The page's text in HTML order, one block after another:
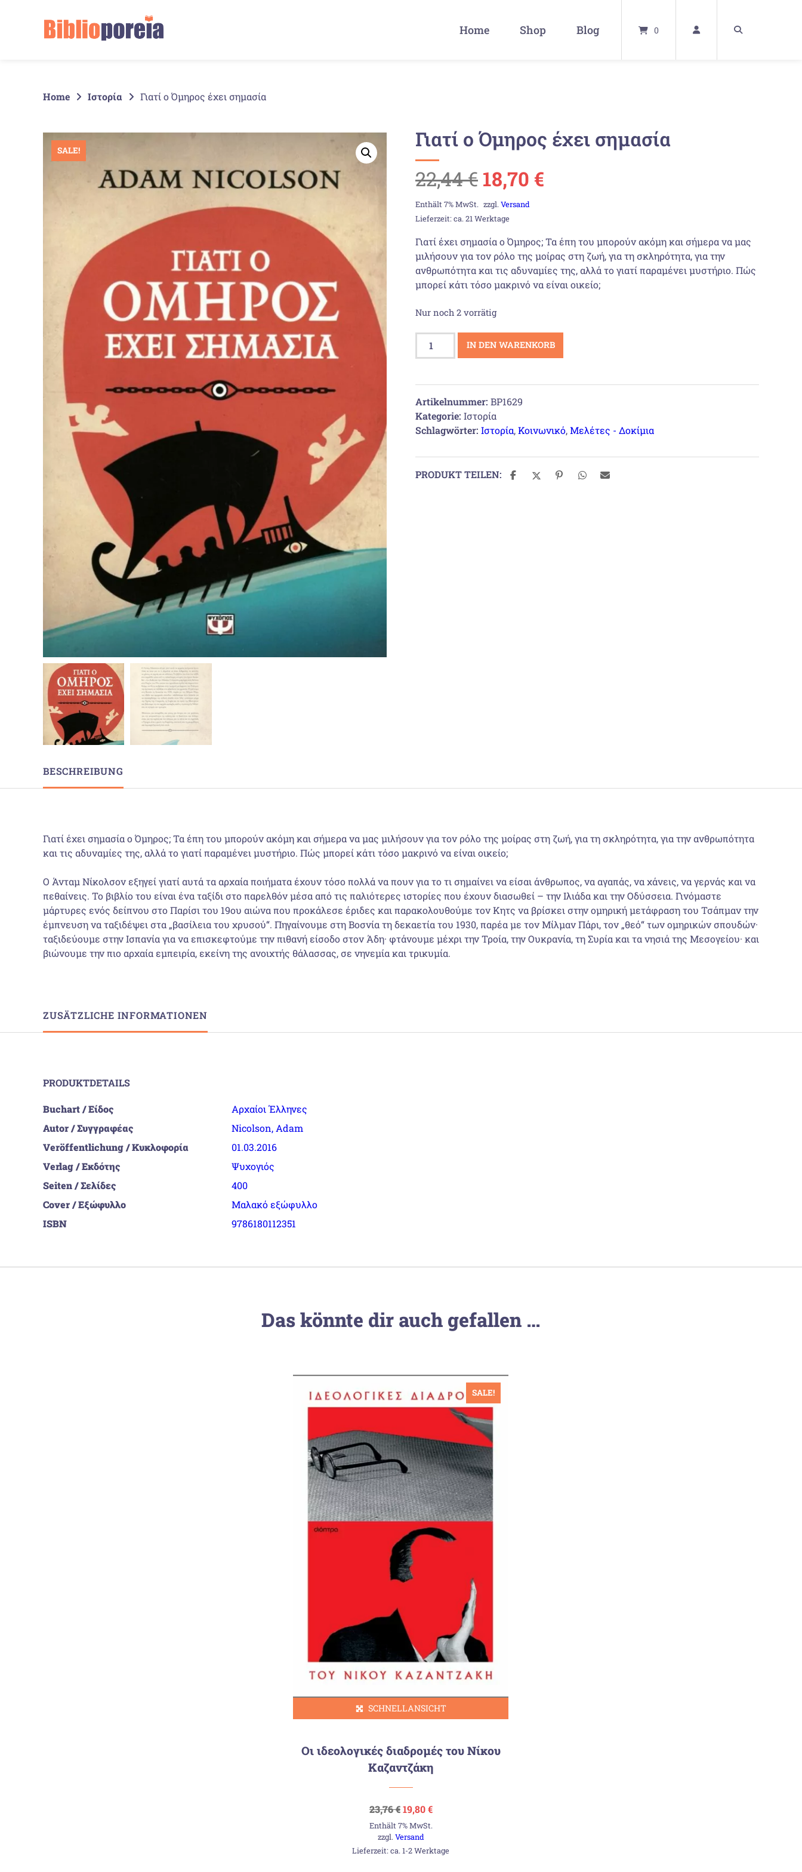
Home Shop Blog 0
Home Ιστορία Γιατί ο Όμηρος έχει σημασία
SALE!
Γιατί ο Όμηρος έχει σημασία
22,44€ Ursprünglicher
Preis
war:
22,44 €
18,70 €
ist:
18,70 €.
Enthält 7% MwSt. zzgl. Versand
Lieferzeit: ca. 21 Werktage
Γιατί έχει σημασία ο Όμηρος; Τα έπη του μπορούν ακόμη και σήμερα να μας
μιλήσουν για τον ρόλο της μοίρας στη ζωή, για τη σκληρότητα, για την
ανθρωπότητα και τις αδυναμίες της, αλλά το γιατί παραμένει μυστήριο. Πώς
μπορεί κάτι τόσο μακρινό να είναι οικείο;
Nur noch 2 vorrätig
Γιατί
έχει
σημασία
Menge
IN DEN WARENKORB
Artikelnummer: BP1629
Kategorie: Ιστορία
Schlagwörter: Ιστορία,Κοινωνικό,Μελέτες - Δοκίμια
PRODUKT TEILEN:
BESCHREIBUNG
Γιατί έχει σημασία ο Όμηρος; Τα έπη του μπορούν ακόμη και σήμερα να μας μιλήσουν για τον ρόλο της μοίρας στη ζωή, για τη σκληρότητα, για την ανθρωπότητα
και τις αδυναμίες της, αλλά το γιατί παραμένει μυστήριο. Πώς μπορεί κάτι τόσο μακρινό να είναι οικείο;
Ο Άνταμ Νίκολσον εξηγεί γιατί αυτά τα αρχαία ποιήματα έχουν τόσο πολλά να πουν για το τι σημαίνει να είσαι άνθρωπος, να αγαπάς, να χάνεις, να γερνάς και να
πεθαίνεις. Το βιβλίο του είναι ένα ταξίδι στο παρελθόν μέσα από τις παλιότερες ιστορίες που έχουν διασωθεί – την Ιλιάδα και την Οδύσσεια. Γινόμαστε
μάρτυρες ενός δείπνου στο Παρίσι του 19ου αιώνα που προκάλεσε έριδες και παρακολουθούμε τον Κητς να βρίσκει στην ομηρική μετάφραση του Τσάπμαν την
έμπνευση να ταξιδέψει στα „βασίλεια του χρυσού“. Πηγαίνουμε στη Βοσνία τη δεκαετία του 1930, παρέα με τον Μίλμαν Πάρι, τον „θεό“ των ομηρικών σπουδών·
ταξιδεύουμε στην Ισπανία για να επισκεφτούμε την πιθανή είσοδο στον Άδη· φτάνουμε μέχρι την Τροία, την Ουκρανία, τη Συρία και τα νησιά της Μεσογείου· και
βιώνουμε την πιο αρχαία εμπειρία, εκείνη της ανοιχτής θάλασσας, σε νηνεμία και τρικυμία.
ZUSÄTZLICHE INFORMATIONEN
PRODUKTDETAILS
Buchart / Είδος
Αρχαίοι Έλληνες
Autor / Συγγραφέας
Nicolson, Adam
Veröffentlichung / Κυκλοφορία
01.03.2016
Verlag / Εκδότης
Ψυχογιός
Seiten / Σελίδες
400
Cover / Εξώφυλλο
Μαλακό εξώφυλλο
ISBN
9786180112351
Das könnte dir auch gefallen …
SALE!
SCHNELLANSICHT
Οι ιδεολογικές διαδρομές του Νίκου
Καζαντζάκη
23,76€Ursprünglicher
Preis
war:
23,76 €
19,80€Aktueller
ist:
Enthält 7% MwSt.
zzgl.Versand
Lieferzeit: ca. 1-2 Werktage